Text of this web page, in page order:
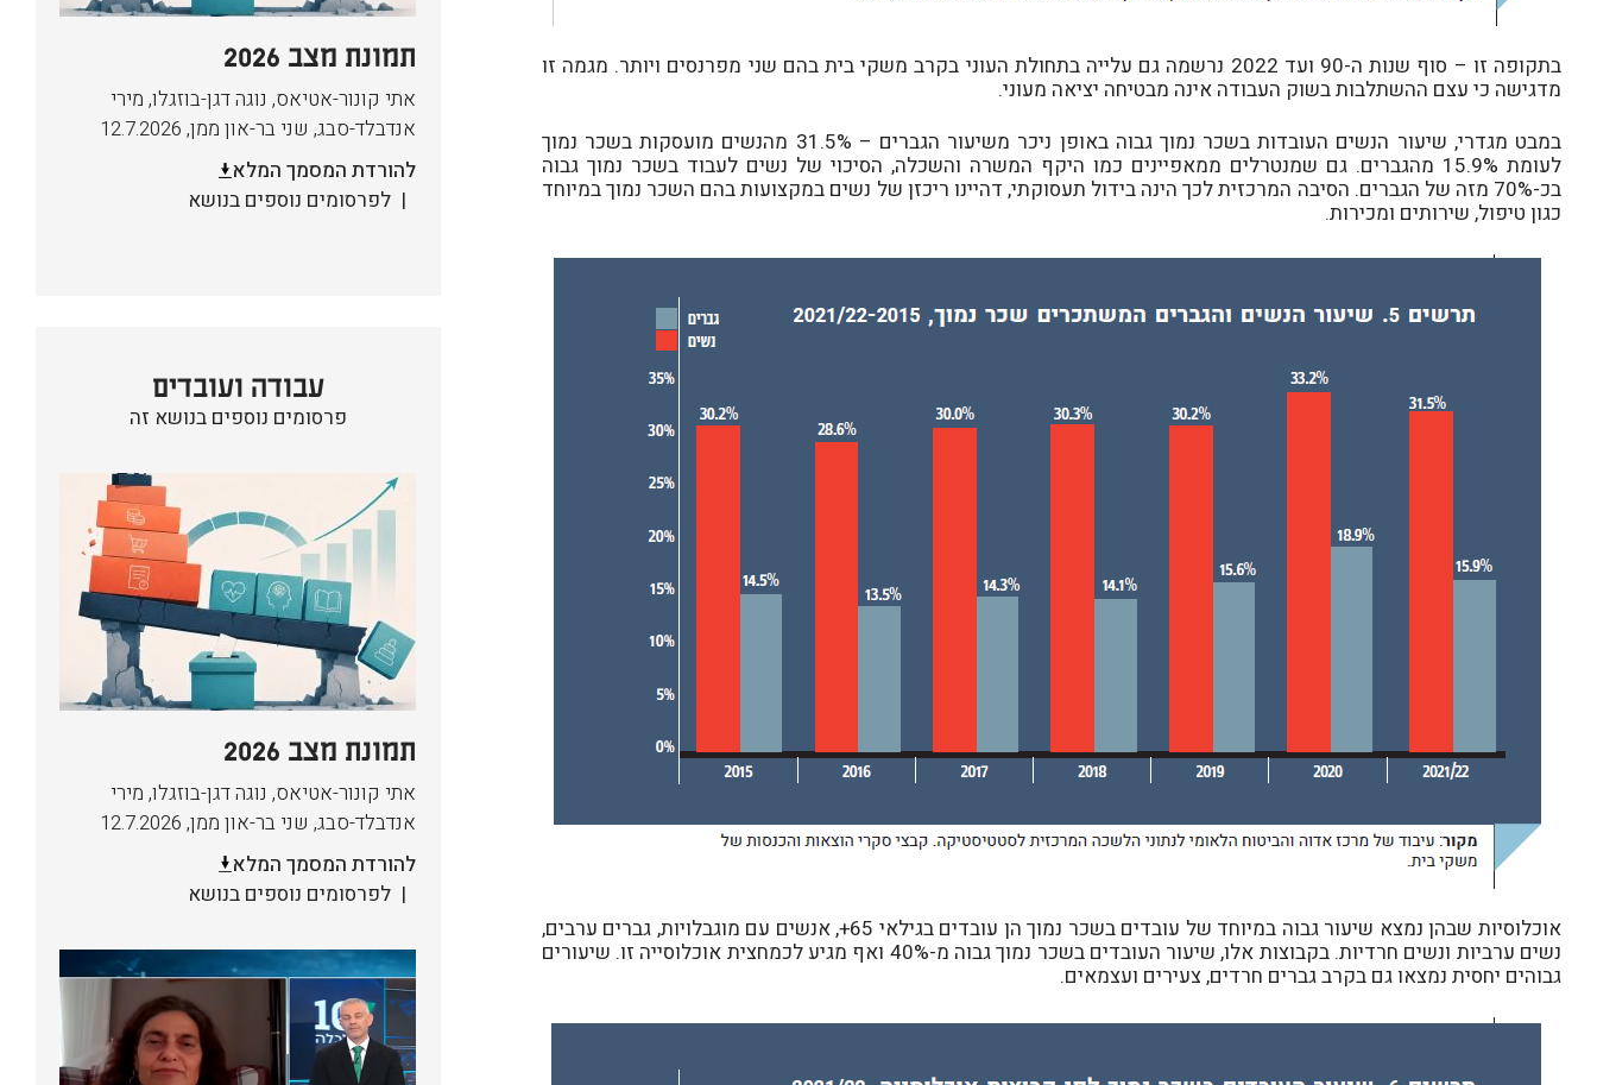
בתקופה זו – סוף שנות ה-90 ועד 2022 נרשמה גם עלייה בתחולת העוני בקרב משקי בית בהם שני מפרנסים ויותר. מגמה זו
מדגישה כי עצם ההשתלבות בשוק העבודה אינה מבטיחה יציאה מעוני.
במבט מגדרי, שיעור הנשים העובדות בשכר נמוך גבוה באופן ניכר משיעור הגברים – 31.5% מהנשים מועסקות בשכר נמוך
לעומת 15.9% מהגברים. גם שמנטרלים ממאפיינים כמו היקף המשרה והשכלה, הסיכוי של נשים לעבוד בשכר נמוך גבוה
בכ-70% מזה של הגברים. הסיבה המרכזית לכך הינה בידול תעסוקתי, דהיינו ריכזן של נשים במקצועות בהם השכר נמוך במיוחד
כגון טיפול, שירותים ומכירות.
אוכלוסיות שבהן נמצא שיעור גבוה במיוחד של עובדים בשכר נמוך הן עובדים בגילאי 65+, אנשים עם מוגבלויות, גברים ערבים,
נשים ערביות ונשים חרדיות. בקבוצות אלו, שיעור העובדים בשכר נמוך גבוה מ-40% ואף מגיע לכמחצית אוכלוסייה זו. שיעורים
גבוהים יחסית נמצאו גם בקרב גברים חרדים, צעירים ועצמאים.
תמונת מצב 2026
אתי קונור-אטיאס, נוגה דגן-בוזגלו, מירי
אנדבלד-סבג, שני בר-און ממן,
12.7.2026
להורדת המסמך המלא
לפרסומים נוספים בנושא
עבודה ועובדים
פרסומים נוספים בנושא זה
תמונת מצב 2026
אתי קונור-אטיאס, נוגה דגן-בוזגלו, מירי
אנדבלד-סבג, שני בר-און ממן,
12.7.2026
להורדת המסמך המלא
לפרסומים נוספים בנושא